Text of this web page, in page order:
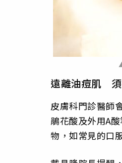
遠離油痘肌 須
皮膚科門診醫師
鵑花酸及外用A
物，如常見的口